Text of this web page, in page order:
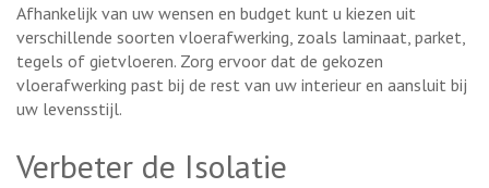
Afhankelijk van uw wensen en budget kunt u kiezen uit
verschillende soorten vloerafwerking, zoals laminaat, parket,
tegels of gietvloeren. Zorg ervoor dat de gekozen
vloerafwerking past bij de rest van uw interieur en aansluit bij
uw levensstijl.
Verbeter de Isolatie